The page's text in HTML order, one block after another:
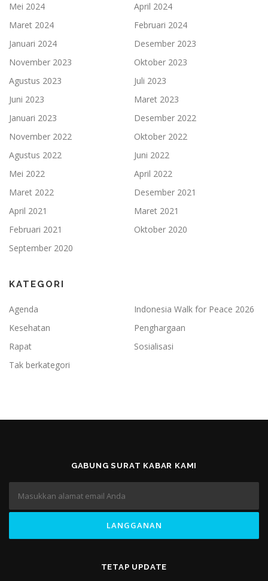
Mei 2024
April 2024
Maret 2024
Februari 2024
Januari 2024
Desember 2023
November 2023
Oktober 2023
Agustus 2023
Juli 2023
Juni 2023
Maret 2023
Januari 2023
Desember 2022
November 2022
Oktober 2022
Agustus 2022
Juni 2022
Mei 2022
April 2022
Maret 2022
Desember 2021
April 2021
Maret 2021
Februari 2021
Oktober 2020
September 2020
KATEGORI
Agenda
Indonesia Walk for Peace 2026
Kesehatan
Penghargaan
Rapat
Sosialisasi
Tak berkategori
GABUNG SURAT KABAR KAMI
TETAP UPDATE